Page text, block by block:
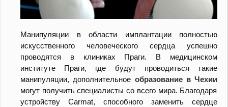
Манипуляции в области имплантации
полностью
искусственного
человеческого сердца
успешно
проводятся
в клиниках
Праги. В медицинском
институте Праги, где будут проводиться такие
манипуляции, дополнительное образование в Чехии
могут получить специалисты со всего мира. Благодаря
устройству Carmat, способного заменить сердце